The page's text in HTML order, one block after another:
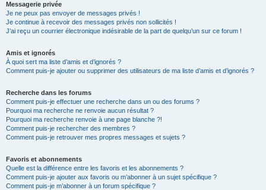
Messagerie privée
Je ne peux pas envoyer de messages privés !
Je continue à recevoir des messages privés non sollicités !
J’ai reçu un courrier électronique indésirable de la part de quelqu’un sur ce forum !
Amis et ignorés
À quoi sert ma liste d’amis et d’ignorés ?
Comment puis-je ajouter ou supprimer des utilisateurs de ma liste d’amis et d’ignorés ?
Recherche dans les forums
Comment puis-je effectuer une recherche dans un ou des forums ?
Pourquoi ma recherche ne renvoie aucun résultat ?
Pourquoi ma recherche renvoie à une page blanche ?!
Comment puis-je rechercher des membres ?
Comment puis-je retrouver mes propres messages et sujets ?
Favoris et abonnements
Quelle est la différence entre les favoris et les abonnements ?
Comment puis-je ajouter aux favoris ou m’abonner à un sujet spécifique ?
Comment puis-je m’abonner à un forum spécifique ?